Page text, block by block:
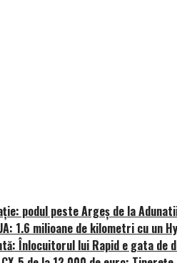
podul peste Argeș de la
1.6 milioane de kilometri cu un
Înlocuitorul lui Rapid e gata de